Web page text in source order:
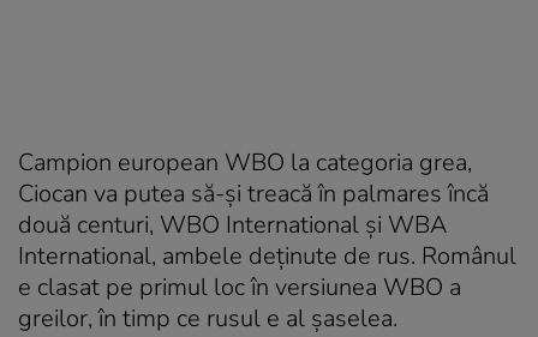
Campion european WBO la categoria grea,
Ciocan va putea să-şi treacă în palmares încă
două centuri, WBO International şi WBA
International, ambele deţinute de rus. Românul
e clasat pe primul loc în versiunea WBO a
greilor, în timp ce rusul e al şaselea.